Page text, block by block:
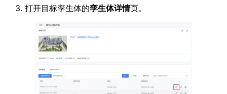
3. 打开目标孪生体的孪生体详情页。